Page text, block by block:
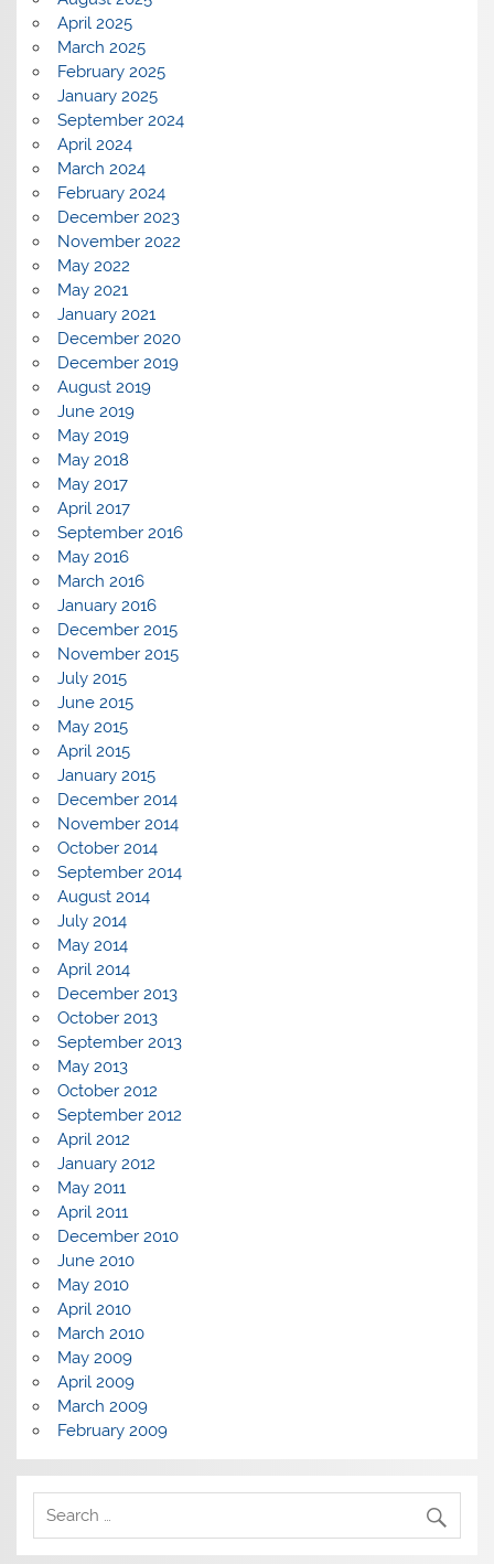
April 2025
March 2025
February 2025
January 2025
September 2024
April 2024
March 2024
February 2024
December 2023
November 2022
May 2022
May 2021
January 2021
December 2020
December 2019
August 2019
June 2019
May 2019
May 2018
May 2017
April 2017
September 2016
May 2016
March 2016
January 2016
December 2015
November 2015
July 2015
June 2015
May 2015
April 2015
January 2015
December 2014
November 2014
October 2014
September 2014
August 2014
July 2014
May 2014
April 2014
December 2013
October 2013
September 2013
May 2013
October 2012
September 2012
April 2012
January 2012
May 2011
April 2011
December 2010
June 2010
May 2010
April 2010
March 2010
May 2009
April 2009
March 2009
February 2009